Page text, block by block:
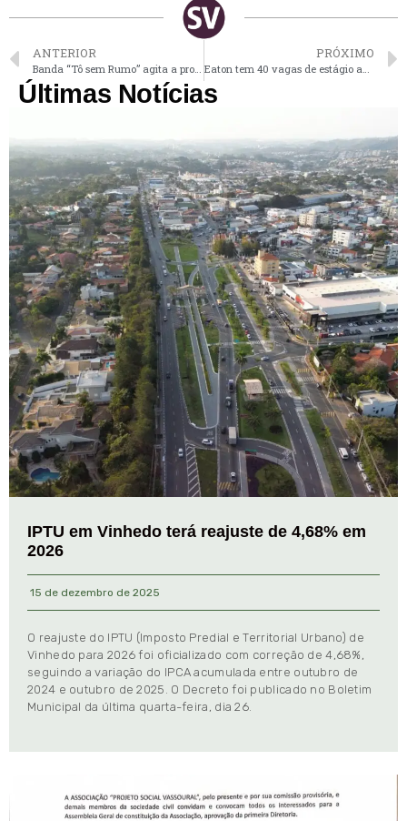
ANTERIOR PRÓXIMO
Últimas Notícias
IPTU em Vinhedo terá reajuste de 4,68% em
2026
15 de dezembro de 2025
O reajuste do IPTU (Imposto Predial e Territorial Urbano) de
Vinhedo para 2026 foi oficializado com correção de 4,68%,
seguindo a variação do IPCA acumulada entre outubro de
2024 e outubro de 2025. O Decreto foi publicado no Boletim
Municipal da última quarta-feira, dia 26.